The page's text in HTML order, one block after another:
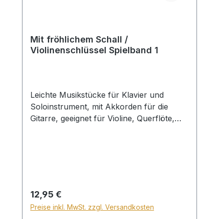
Mit fröhlichem Schall /
Violinenschlüssel Spielband 1
Leichte Musikstücke für Klavier und
Soloinstrument, mit Akkorden für die
Gitarre, geeignet für Violine, Querflöte,
der Sieger 7. Der auferstandne Jesus 8.
Via Dolorosa 9. Der Himmel steht offen 10.
Komm doch zur Quelle des Lebens 11.
Regulärer Preis:
12,95 €
Preise inkl. MwSt. zzgl. Versandkosten